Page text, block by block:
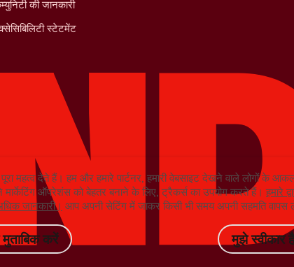
की जानकारी
स्टेटमेंट
महत्व देते हैं। हम और हमारे पार्टनर, हमारी वेबसाइट देखने वाले लोगों के
ऑपरेशंस को बेहतर बनाने के लिए, ट्रैकर्स का उपयोग करते हैं। हमारे
जानकारी। आप अपनी सेटिंग में जाकर किसी भी समय अपनी सहमति
मुझे स्वीकार है
करें